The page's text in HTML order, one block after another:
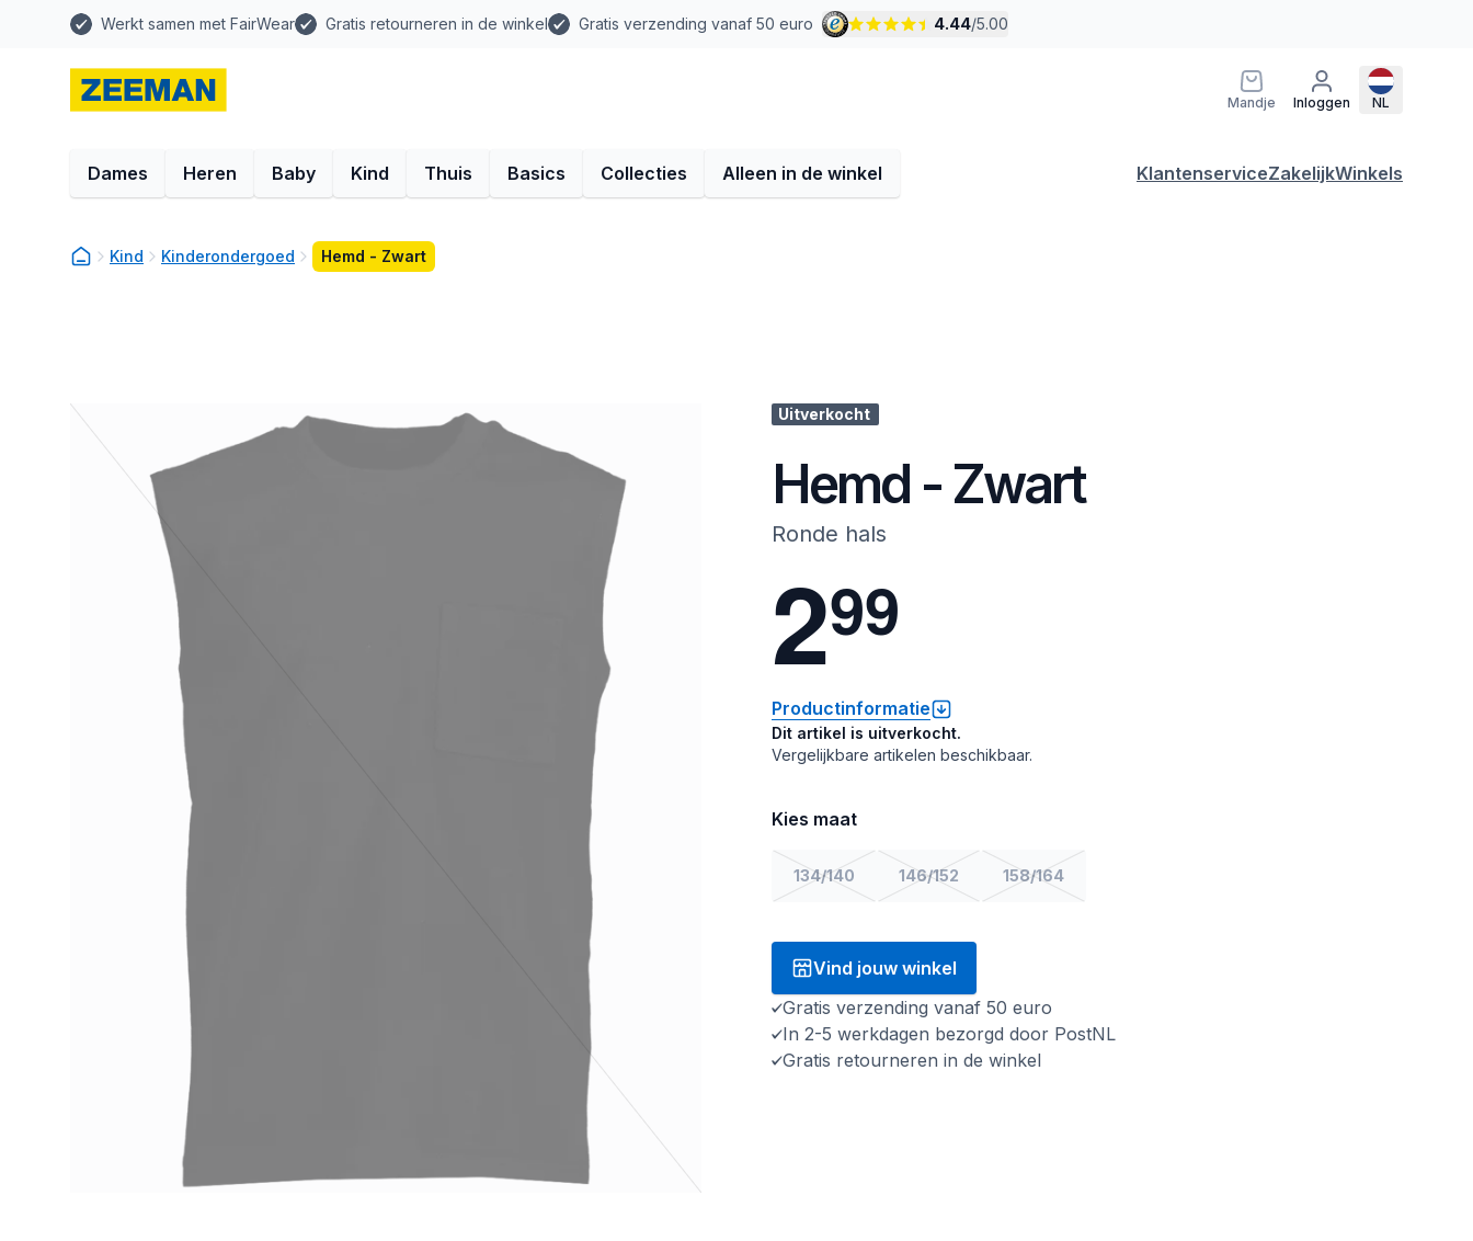
Werkt samen met FairWear Gratis retourneren in de winkel Gratis verzending vanaf 50 euro 4.44/5.00
Mandje Inloggen NL
Dames Heren Baby Kind Thuis Basics Collecties Alleen in de winkel KlantenserviceZakelijkWinkels
Kind Kinderondergoed Hemd - Zwart
Uitverkocht
Hemd - Zwart
Ronde hals
299
Productinformatie
Dit artikel is uitverkocht.
Vergelijkbare artikelen beschikbaar.
Kies maat
134/140 146/152 158/164
Vind jouw winkel
Gratis verzending vanaf 50 euro
In 2-5 werkdagen bezorgd door PostNL
Gratis retourneren in de winkel